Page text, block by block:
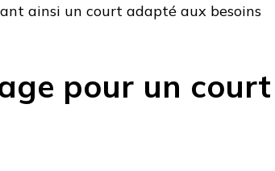
ainsi un court adapté aux besoins
pour un court